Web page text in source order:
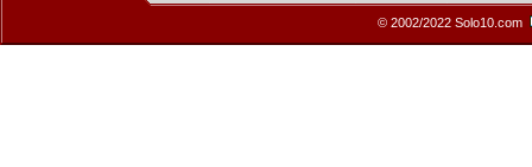
© 2002/2022 Solo10.com